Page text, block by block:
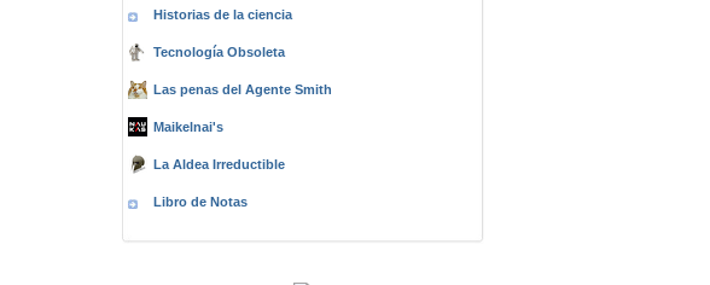
Historias de la ciencia
Tecnología Obsoleta
Las penas del Agente Smith
Maikelnai's
La Aldea Irreductible
Libro de Notas